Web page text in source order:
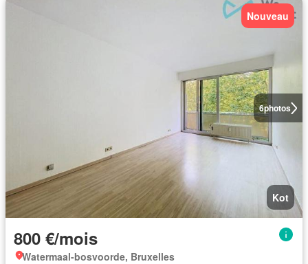
6photos
Nouveau
Kot
800 €/mois
Watermaal-bosvoorde, Bruxelles